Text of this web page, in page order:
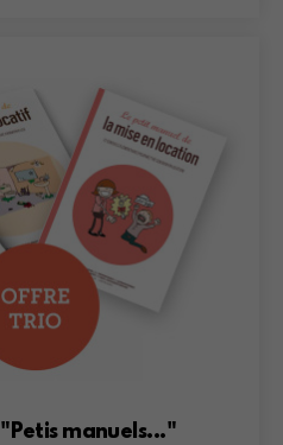
manuels..."